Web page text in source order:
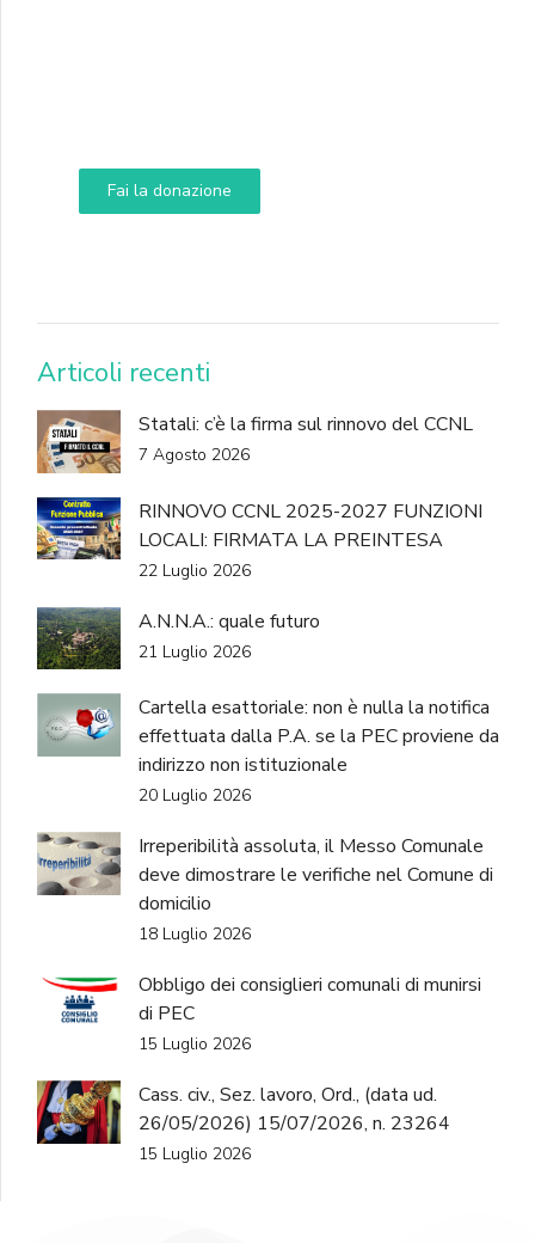
Fai la donazione
DONA
Articoli recenti
Statali: c’è la firma sul rinnovo del CCNL
7 Agosto 2026
RINNOVO CCNL 2025-2027 FUNZIONI
LOCALI: FIRMATA LA PREINTESA
22 Luglio 2026
A.N.N.A.: quale futuro
21 Luglio 2026
Cartella esattoriale: non è nulla la notifica
effettuata dalla P.A. se la PEC proviene da
indirizzo non istituzionale
20 Luglio 2026
Irreperibilità assoluta, il Messo Comunale
deve dimostrare le verifiche nel Comune di
domicilio
18 Luglio 2026
Obbligo dei consiglieri comunali di munirsi
di PEC
15 Luglio 2026
Cass. civ., Sez. lavoro, Ord., (data ud.
26/05/2026) 15/07/2026, n. 23264
15 Luglio 2026